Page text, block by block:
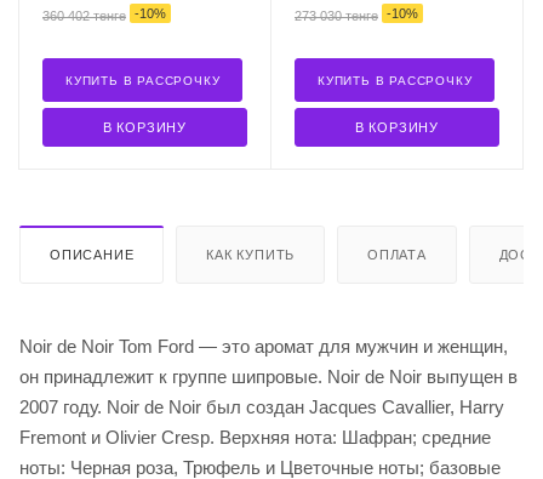
360 402тенге -10%
В КОРЗИНУ
КУПИТЬ В РАССРОЧКУ
273 030тенге -10%
В КОРЗИНУ
КУПИТЬ В РАССРОЧКУ
ОПИСАНИЕ КАК КУПИТЬ ОПЛАТА
Noir de Noir Tom Ford — это аромат для мужчин и женщин,
он принадлежит к группе шипровые. Noir de Noir выпущен в
2007 году. Noir de Noir был создан Jacques Cavallier, Harry
Fremont и Olivier Cresp. Верхняя нота: Шафран; средние
ноты: Черная роза, Трюфель и Цветочные ноты; базовые